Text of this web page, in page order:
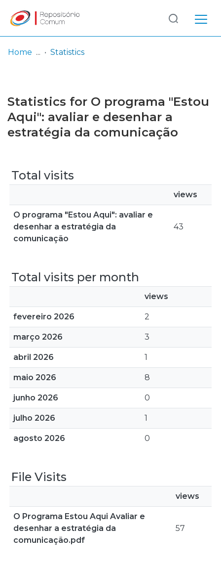
Browse repository
Entities
Log
In
(current)
Home Statistics
Statistics for O programa "Estou
Aqui": avaliar e desenhar a
estratégia da comunicação
Total visits
views
O programa "Estou Aqui": avaliar e
desenhar a estratégia da
comunicação
43
Total visits per month
views
fevereiro 2026 2
março 2026 3
abril 2026 1
maio 2026 8
junho 2026 0
julho 2026 1
agosto 2026 0
File Visits
views
O Programa Estou Aqui Avaliar e
desenhar a estratégia da
comunicação.pdf
57